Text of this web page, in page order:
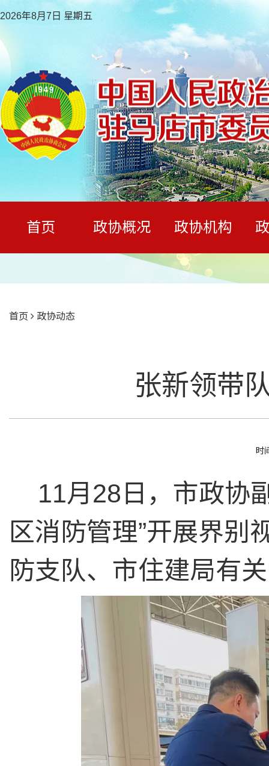
2026年8月7日 星期五
首页 政协概况 政协机构
首页 政协动态
张新领带
时
11月28日，市政协
区消防管理”开展界别
防支队、市住建局有